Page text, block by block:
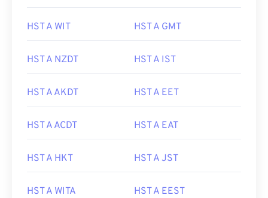
HST A WIT HST A GMT
HST A NZDT HST A IST
HST A AKDT HST A EET
HST A ACDT HST A EAT
HST A HKT HST A JST
HST A WITA HST A EEST